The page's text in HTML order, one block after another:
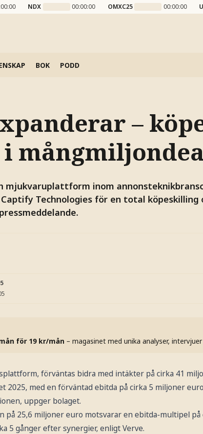
NDX 00:00:00 OMXC25 00:00:00
BOK PODD
–
mjukvaruplattform inom
Technologies för en total köpeskilling
för 19 kr/mån – magasinet med unika analyser,
förväntas bidra med intäkter på cirka 41
2025, med en förväntad ebitda på cirka 5 miljoner
uppger bolaget.
på 25,6 miljoner euro motsvarar en ebitda-multipel
5 gånger efter synergier, enligt Verve.